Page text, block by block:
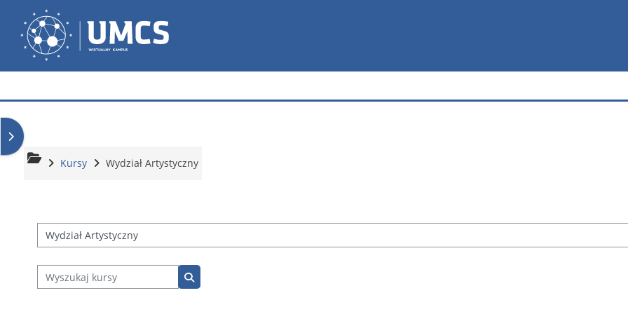
Przejdź do głównej zawartości
Wirtualny Kampus
Otwórz szufladę bloków
Kursy Wydział Artystyczny
Kategorie kursów
Wyszukaj kursy
Wyszukaj kursy